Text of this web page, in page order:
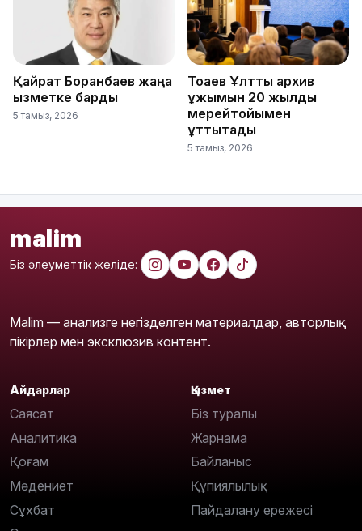
Қайрат Боранбаев жаңа
қызметке барды
5 тамыз, 2026
Тоқаев Ұлттық архив
ұжымын 20 жылдық
мерейтойымен
құттықтады
5 тамыз, 2026
malim
Біз әлеуметтік желіде:
Malim — анализге негізделген материалдар, авторлық
пікірлер мен эксклюзив контент.
Айдарлар
Саясат
Аналитика
Қоғам
Мәдениет
Сұхбат
Қызмет
Біз туралы
Жарнама
Байланыс
Құпиялылық
Пайдалану ережесі